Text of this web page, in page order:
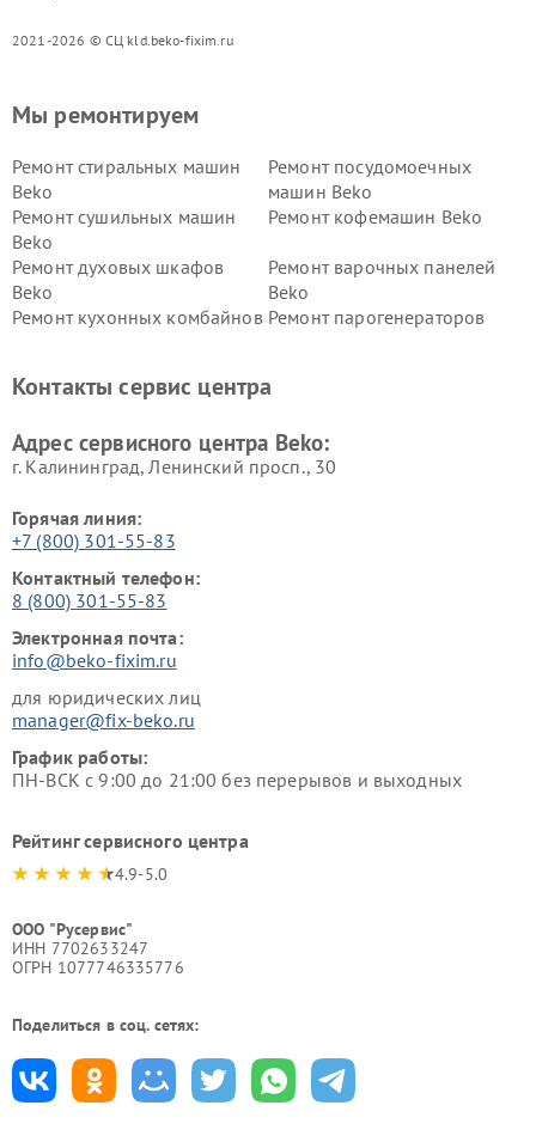
2021-2026 © СЦ kld.beko-fixim.ru
Мы ремонтируем
Ремонт стиральных машин
Beko
Ремонт посудомоечных
машин Beko
Ремонт сушильных машин
Beko
Ремонт кофемашин Beko
Ремонт духовых шкафов
Beko
Ремонт варочных панелей
Beko
Ремонт кухонных комбайнов Ремонт парогенераторов
Ремонт холодильников Beko Ремонт морозильных камер
Контакты сервис центра
Адрес сервисного центра Beko:
г. Калининград, Ленинский просп., 30
Горячая линия:
+7 (800) 301-55-83
Контактный телефон:
8 (800) 301-55-83
Электронная почта:
info@beko-fixim.ru
для юридических лиц
manager@fix-beko.ru
График работы:
ПН-ВСК с 9:00 до 21:00 без перерывов и выходных
Рейтинг сервисного центра
4.9-5.0
ООО "Русервис"
ИНН 7702633247
ОГРН 1077746335776
Поделиться в соц. сетях: